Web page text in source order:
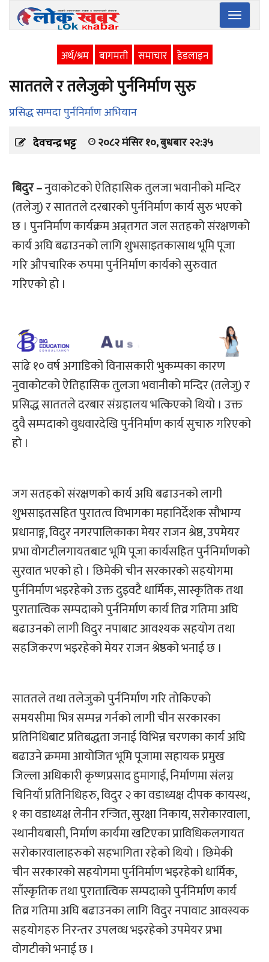
Toggle
अर्थ/श्रम बागमती समाचार हेडलाइन
साततले र तलेजुको पुर्ननिर्माण सुरु
प्रसिद्ध सम्पदा पुर्ननिर्माण अभियान
देवचन्द्र भट्ट
२०८२ मंसिर १०, बुधबार २२:३५
बिदुर –नुवाकोटको ऐतिहासिक तुलजा भवानीको मन्दिर
(तलेजु) र साततले दरबारको पुर्ननिर्माण कार्य सुरु भएको
छ । पुननिर्माण कार्यक्रम अन्र्तगत जल सतहको संरक्षणको
कार्य अघि बढाउनको लागि शुभसाइतकासाथ भूमि पूजा
गरि औपचारिक रुपमा पुर्ननिर्माण कार्यको सुरुवात
गरिएको हो ।
सांढे १० वर्ष अगाडिको विनासकारी भुकम्पका कारण
नुवाकोटको ऐतिहासिक तुलजा भवानीको मन्दिर (तलेजु) र
प्रसिद्ध साततले दरबार संग्रहालय भत्किएको थियो । उक्त
दुवै सम्पदाको वुधवारदेखि पुर्ननिर्माण कार्य सुचारु गरिएको
हो ।
जग सतहको संरक्षणको कार्य अघि बढाउनको लागी
शुभसाइतसहित पुरातत्व विभागका महानिर्देशक सौभाग्य
प्रधानाङ्ग, विदुर नगरपालिकाका मेयर राजन श्रेष्ठ, उपमेयर
प्रभा वोगटीलगायतबाट भूमि पूजा कार्यसहित पुर्ननिर्माणको
सुरवात भएको हो । छिमेकी चीन सरकारको सहयोगमा
पुर्ननिर्माण भइरहेको उक्त दुइवटै धार्मिक, सास्कृतिक तथा
पुरातात्विक सम्पदाको पुर्ननिर्माण कार्य तिव्र गतिमा अघि
बढाउनको लागी विदुर नपाबाट आवश्यक सहयोग तथा
सहजिकरण भइरहेको मेयर राजन श्रेष्ठको भनाई छ ।
साततले तथा तलेजुको पुर्ननिर्माण गरि तोकिएको
समयसीमा भित्र सम्पन्न गर्नको लागी चीन सरकारका
प्रतिनिधिबाट प्रतिबद्धता जनाई विभिन्न चरणका कार्य अघि
बढाउने क्रममा आयोजित भूमि पूजामा सहायक प्रमुख
जिल्ला अधिकारी कृष्णप्रसाद हुमागाई, निर्माणमा संलग्न
चिनियाँ प्रतिनिधिहरु, विदुर २ का वडाध्यक्ष दीपक कायस्थ,
१ का वडाध्यक्ष लेनीन रन्जित, सुरक्षा निकाय, सरोकारवाला,
स्थानीयबासी, निर्माण कार्यमा खटिएका प्राविधिकलगायत
सरोकारवालाहरुको सहभागिता रहेको थियो । छिमेकी
चीन सरकारको सहयोगमा पुर्ननिर्माण भइरहेको धार्मिक,
साँस्कृतिक तथा पुरातात्विक सम्पदाको पुर्ननिर्माण कार्य
तिव्र गतिमा अघि बढाउनका लागि विदुर नपावाट आवस्यक
सहयोगहरु निरन्तर उपलव्ध भइरहेको उपमेयर प्रभा
वोगटीको भनाई छ ।